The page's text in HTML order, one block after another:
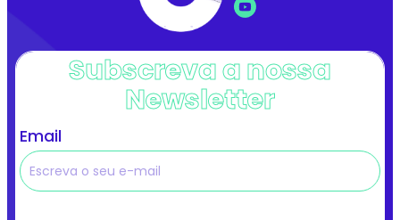
Subscreva a nossa
Newsletter
Email